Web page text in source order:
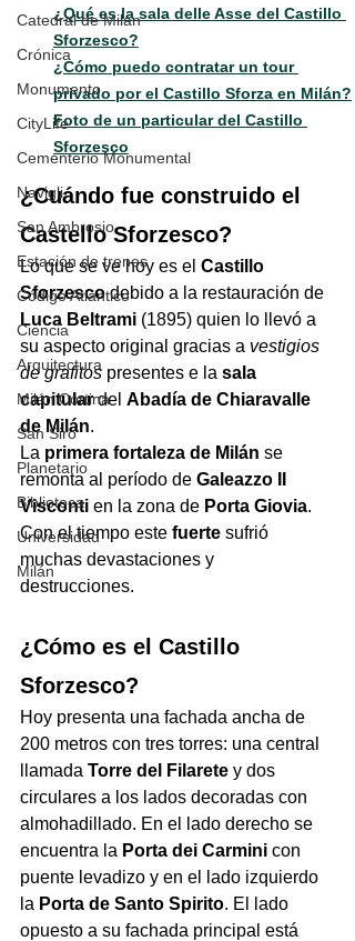
Catedral de Milán
Crónica
Monumento
CityLife
Cementerio Monumental
Navigli
San Ambrosio
Estación de trenes
Código Atlántico
Ciencia
Arquitectura
Milán Cortina
San Siro
Planetario
Biblioteca
Universidad
Milán
¿Qué es la sala delle Asse del Castillo
Sforzesco?
¿Cómo puedo contratar un tour
privado por el Castillo Sforza en Milán?
Foto de un particular del Castillo
Sforzesco
¿Cuándo fue construido el
Castello Sforzesco?
Lo que se ve hoy es el Castillo
Sforzesco debido a la restauración de
Luca Beltrami (1895) quien lo llevó a
su aspecto original gracias a vestigios
de grafitos presentes e la sala
capitular del Abadía de Chiaravalle
de Milán.
La primera fortaleza de Milán se
remonta al período de Galeazzo II
Visconti en la zona de Porta Giovia.
Con el tiempo este fuerte sufrió
muchas devastaciones y
destrucciones.
¿Cómo es el Castillo
Sforzesco?
Hoy presenta una fachada ancha de
200 metros con tres torres: una central
llamada Torre del Filarete y dos
circulares a los lados decoradas con
almohadillado. En el lado derecho se
encuentra la Porta dei Carmini con
puente levadizo y en el lado izquierdo
la Porta de Santo Spirito. El lado
opuesto a su fachada principal está